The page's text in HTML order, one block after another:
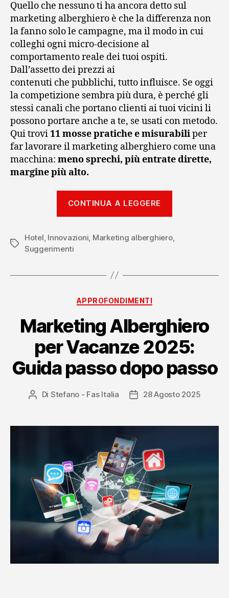
r
7
s
t
r
a
t
e
g
e
n
c
e
n
t
e
r
2
Quello che nessuno ti ha ancora detto sul
marketing alberghiero è che la differenza non
la fanno solo le campagne, ma il modo in cui
colleghi ogni micro-decisione al
comportamento reale dei tuoi ospiti.
Dall’assetto dei prezzi ai
contenuti che pubblichi, tutto influisce. Se oggi
la competizione sembra più dura, è perché gli
stessi canali che portano clienti ai tuoi vicini li
possono portare anche a te, se usati con metodo.
Qui trovi11 mosse pratiche e misurabiliper
far lavorare il marketing alberghiero come una
macchina: meno sprechi, più entrate dirette,
margine più alto.
CONTINUA A LEGGERE
Tag
Hotel, Innovazioni, Marketing alberghiero,
Suggerimenti
Categorie
APPROFONDIMENTI
Marketing Alberghiero
per Vacanze 2025:
Guida passo dopo passo
Autore
Di Stefano - Fas Italia
Data28 Agosto 2025